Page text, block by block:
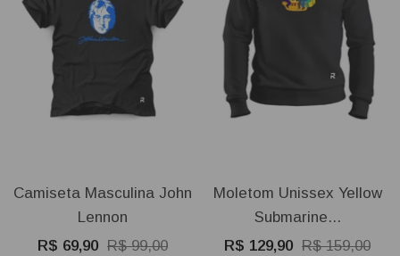
Camiseta Masculina John
Lennon
Preço
R$ 69,90 Preço
R$ 99,00
Moletom Unissex Yellow
Submarine...
Preço
R$ 129,90 Preço
R$ 159,00